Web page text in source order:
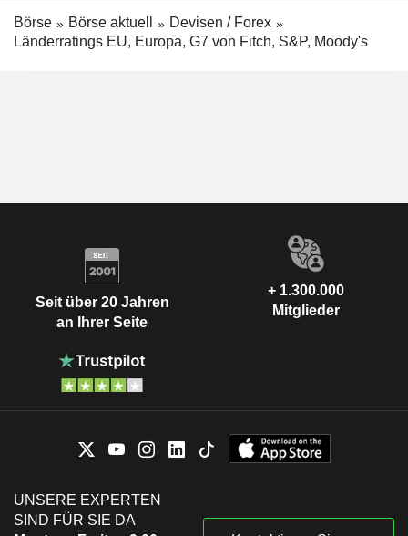
Börse Börse aktuell
Devisen / Forex
Länderratings EU, Europa, G7 von Fitch, S&P, Moody's
Seit über 20 Jahren
an Ihrer Seite
+ 1.300.000
Mitglieder
UNSERE EXPERTEN
SIND FÜR SIE DA